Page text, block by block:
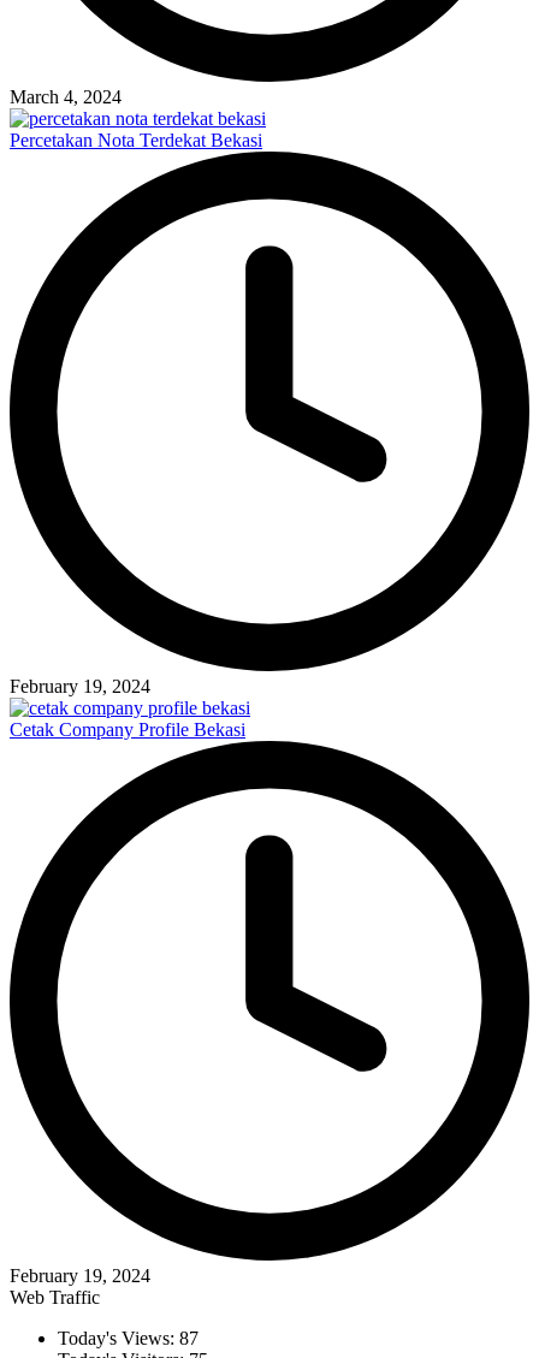
March 4, 2024
Percetakan Nota Terdekat Bekasi
February 19, 2024
Cetak Company Profile Bekasi
February 19, 2024
Web Traffic
Today's Views: 87